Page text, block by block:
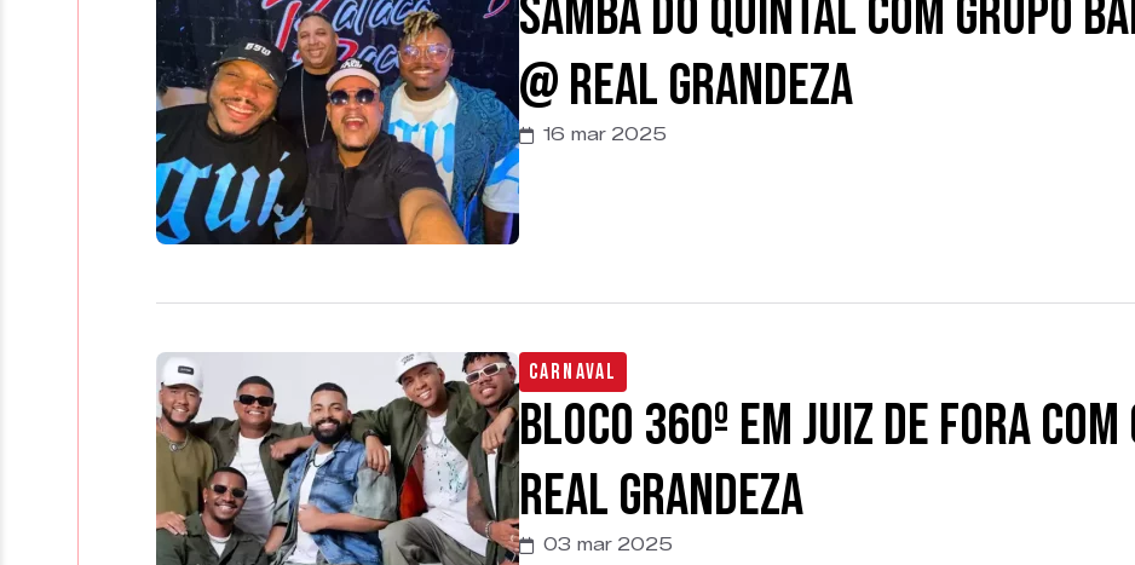
Samba do Quintal com Grupo
@ Real Grandeza
16 mar 2025
Carnaval
Bloco 360º em Juiz de Fora
Real Grandeza
03 mar 2025